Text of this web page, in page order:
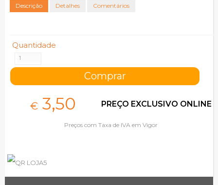
Descrição Detalhes Comentários
Quantidade
€ 3,50 PREÇO EXCLUSIVO ONLINE
Preços com Taxa de IVA em Vigor